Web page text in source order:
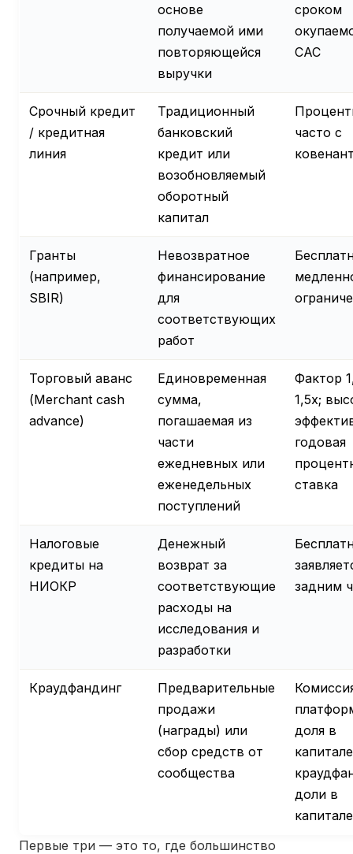
основе
получаемой ими
повторяющейся
выручки
сроком
CAC
Срочный кредит
/ кредитная
линия
Традиционный
банковский
кредит или
возобновляемый
оборотный
капитал
часто с
Гранты
(например,
SBIR)
Невозвратное
финансирование
для
соответствующих
работ
Торговый аванс
(Merchant cash
advance)
Единовременная
сумма,
погашаемая из
части
ежедневных или
еженедельных
поступлений
Фактор
1,5x;
годовая
ставка
Налоговые
кредиты на
НИОКР
Денежный
возврат за
соответствующие
расходы на
исследования и
разработки
задним
Краудфандинг
Предварительные
продажи
(награды) или
сбор средств от
сообщества
доля в
доли в
капитале
Первые три — это то, где большинство